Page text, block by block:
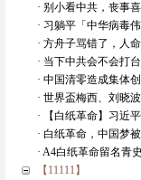
· 别小看中共，丧事
· 习躺平「中华病毒
· 方舟子骂错了，人
· 当下中共会不会打
· 中国清零造成集体
· 世界盃梅西、刘晓
· 【白纸革命】习近
· 白纸革命，中国梦
· A4白纸革命留名青
【11111】